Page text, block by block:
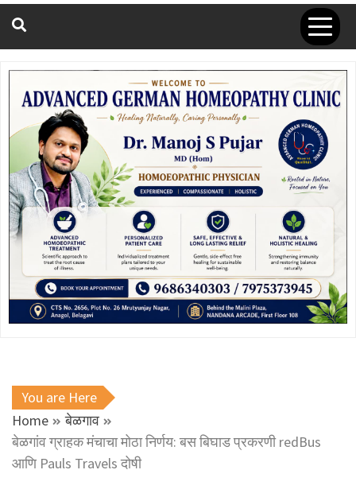
You are Here
Home
बेळगाव
बेळगांव ग्राहक मंचाचा मोठा निर्णय: बस बिघाड प्रकरणी redBus
आणि Pauls Travels दोषी